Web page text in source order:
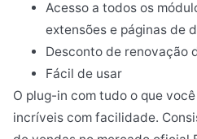
Acesso a todos os
extensões e páginas de
Desconto de renovação
Fácil de usar
O plug-in com tudo o que
incríveis com facilidade.